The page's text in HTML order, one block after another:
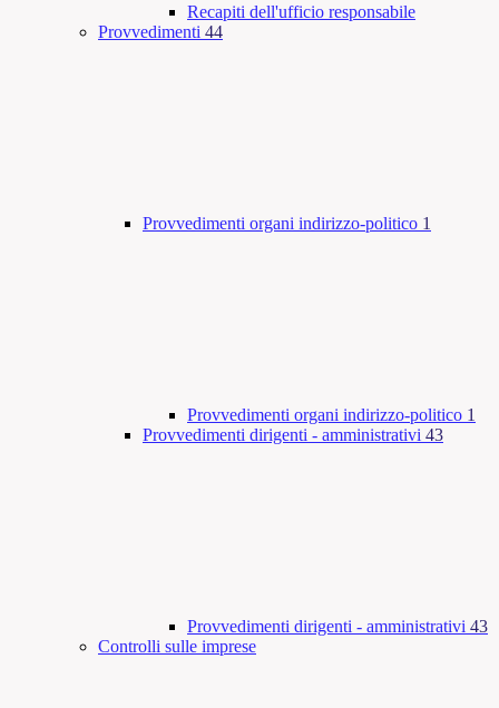
Recapiti dell'ufficio responsabile
Provvedimenti 44
Provvedimenti organi indirizzo-politico 1
Provvedimenti organi indirizzo-politico 1
Provvedimenti dirigenti - amministrativi 43
Provvedimenti dirigenti - amministrativi 43
Controlli sulle imprese